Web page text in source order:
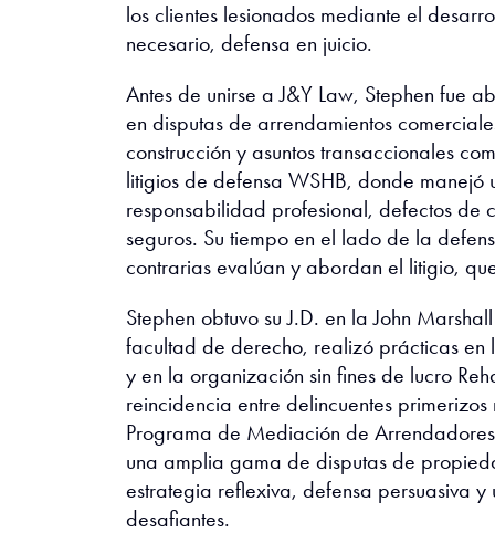
los clientes lesionados mediante el
necesario, defensa en juicio.
Antes de unirse a J&Y Law, Stephen fue
en disputas de arrendamientos
construcción y asuntos transaccionales
litigios de defensa WSHB, donde
responsabilidad profesional, defectos de
seguros. Su tiempo en el lado de la
contrarias evalúan y abordan el litigio,
Stephen obtuvo su J.D. en la John
facultad de derecho, realizó prácticas
y en la organización sin fines de lucro
reincidencia entre delincuentes
Programa de Mediación de
una amplia gama de disputas de
estrategia reflexiva, defensa persuasiva y
desafiantes.